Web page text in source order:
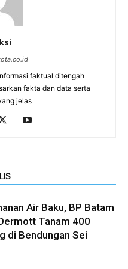
faktual ditengah
fakta dan data serta
jelas
Air Baku, BP Batam
Tanam 400
di Bendungan Sei